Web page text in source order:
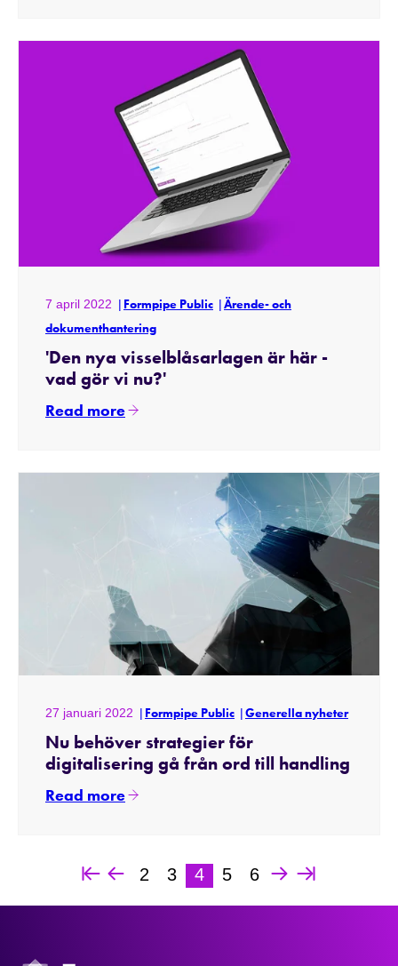
7 april 2022 Formpipe Public
Ärende- och
dokumenthantering
'Den nya visselblåsarlagen är här -
vad gör vi nu?'
Read more
27 januari 2022 Formpipe Public Generella nyheter
Nu behöver strategier för
digitalisering gå från ord till handling
Read more
2 3 4 5 6